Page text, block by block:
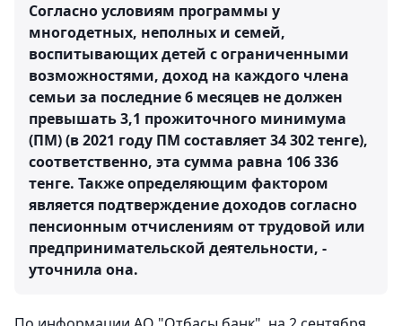
Согласно условиям программы у
многодетных, неполных и семей,
воспитывающих детей с ограниченными
возможностями, доход на каждого члена
семьи за последние 6 месяцев не должен
превышать 3,1 прожиточного минимума
(ПМ) (в 2021 году ПМ составляет 34 302 тенге),
соответственно, эта сумма равна 106 336
тенге. Также определяющим фактором
является подтверждение доходов согласно
пенсионным отчислениям от трудовой или
предпринимательской деятельности, -
уточнила она.